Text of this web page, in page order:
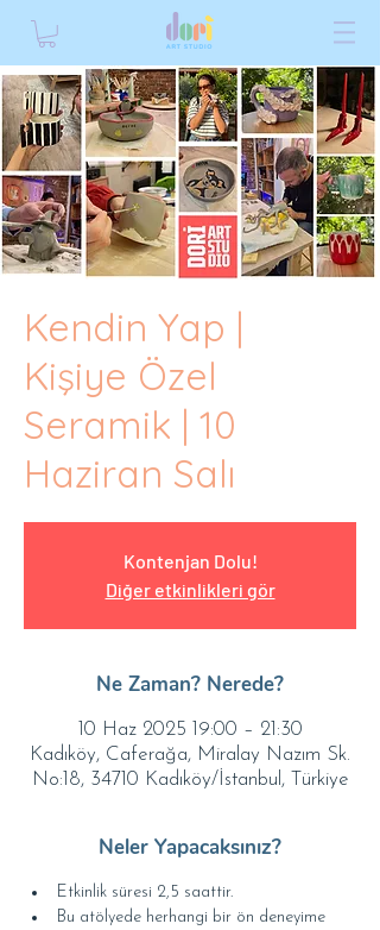
Kendin Yap |
Kişiye Özel
Seramik | 10
Haziran Salı
Kontenjan Dolu!
Diğer etkinlikleri gör
Ne Zaman? Nerede?
10 Haz 2025 19:00 – 21:30
Kadıköy, Caferağa, Miralay Nazım Sk.
No:18, 34710 Kadıköy/İstanbul, Türkiye
Neler Yapacaksınız?
Etkinlik süresi 2,5 saattir.
Bu atölyede herhangi bir ön deneyime